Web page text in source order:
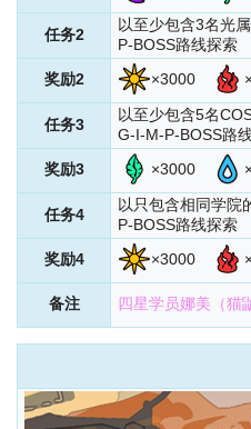
任务2
以至少包含3名光
P-BOSS路线探索
奖励2
×3000
任务3
以至少包含5名
G-I-M-P-BOSS路
奖励3
×3000
任务4
以只包含相同学院
P-BOSS路线探索
奖励4
×3000
备注 四星学员娜美（猫